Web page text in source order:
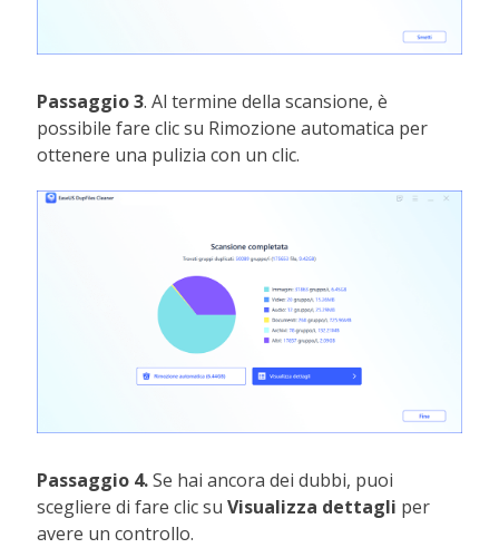
Passaggio 3. Al termine della scansione, è
possibile fare clic su Rimozione automatica per
ottenere una pulizia con un clic.
Passaggio 4.Se hai ancora dei dubbi, puoi
scegliere di fare clic suVisualizza dettagli per
avere un controllo.